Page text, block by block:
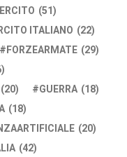
(51)
ITALIANO (22)
FORZEARMATE (29)
(20) GUERRA (18)
(18)
(20)
(42)